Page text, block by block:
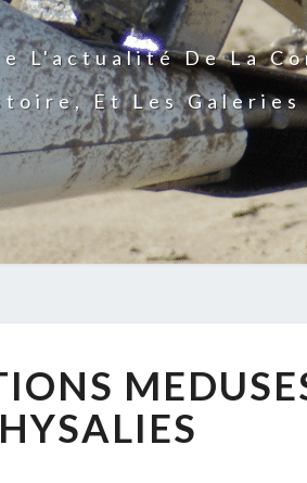
L'actualité De La
Et Les Galeries
MEDUSES
ET
PHYSALIES